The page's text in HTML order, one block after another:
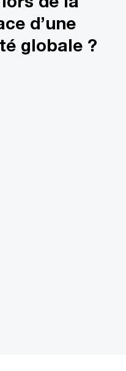
d’une
globale ?